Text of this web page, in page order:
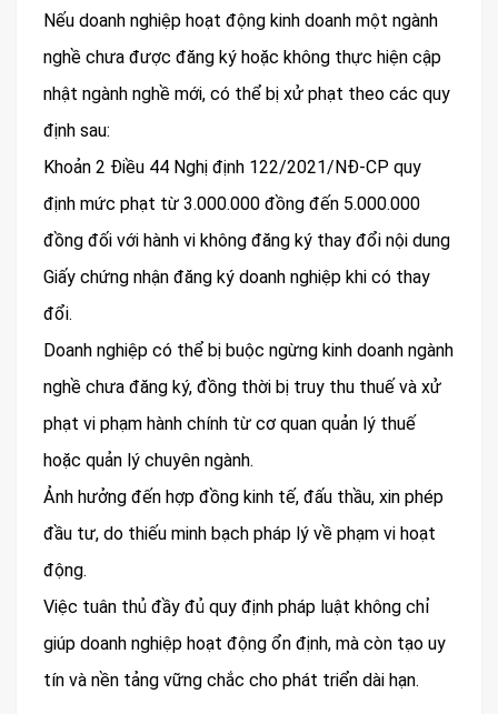
Nếu doanh nghiệp hoạt động kinh doanh một ngành
nghề chưa được đăng ký hoặc không thực hiện cập
nhật ngành nghề mới, có thể bị xử phạt theo các quy
định sau:
Khoản 2 Điều 44 Nghị định 122/2021/NĐ-CP quy
định mức phạt từ 3.000.000 đồng đến 5.000.000
đồng đối với hành vi không đăng ký thay đổi nội dung
Giấy chứng nhận đăng ký doanh nghiệp khi có thay
đổi.
Doanh nghiệp có thể bị buộc ngừng kinh doanh ngành
nghề chưa đăng ký, đồng thời bị truy thu thuế và xử
phạt vi phạm hành chính từ cơ quan quản lý thuế
hoặc quản lý chuyên ngành.
Ảnh hưởng đến hợp đồng kinh tế, đấu thầu, xin phép
đầu tư, do thiếu minh bạch pháp lý về phạm vi hoạt
động.
Việc tuân thủ đầy đủ quy định pháp luật không chỉ
giúp doanh nghiệp hoạt động ổn định, mà còn tạo uy
tín và nền tảng vững chắc cho phát triển dài hạn.